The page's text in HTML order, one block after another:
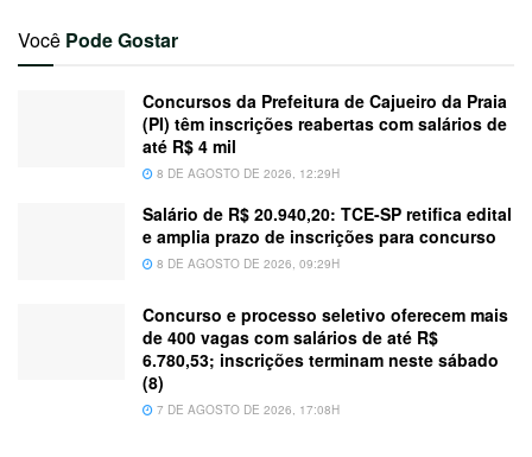
Você Pode Gostar
Concursos da Prefeitura de Cajueiro da Praia
(PI) têm inscrições reabertas com salários de
até R$ 4 mil
8 DE AGOSTO DE 2026, 12:29H
Salário de R$ 20.940,20: TCE-SP retifica edital
e amplia prazo de inscrições para concurso
8 DE AGOSTO DE 2026, 09:29H
Concurso e processo seletivo oferecem mais
de 400 vagas com salários de até R$
6.780,53; inscrições terminam neste sábado
(8)
7 DE AGOSTO DE 2026, 17:08H